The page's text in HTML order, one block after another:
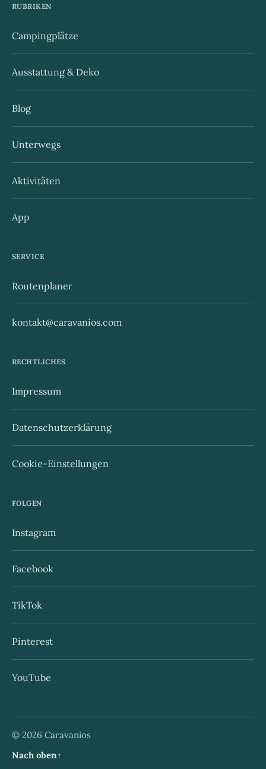
FOLGEN
Instagram
Facebook
TikTok
Pinterest
YouTube
RUBRIKEN
Campingplätze
Ausstattung & Deko
Blog
Unterwegs
Aktivitäten
App
SERVICE
Routenplaner
kontakt@caravanios.com
RECHTLICHES
Impressum
Datenschutzerklärung
Cookie-Einstellungen
© 2026 Caravanios
Nach oben↑